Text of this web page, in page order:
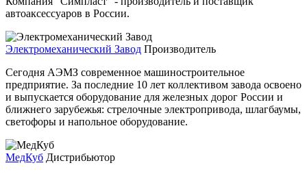
автоаксессуаров в России.
Электромеханический Завод Производитель
Сегодня АЭМЗ современное машиностроительное
предприятие. За последние 10 лет коллективом завода освоено
и выпускается оборудование для железных дорог России и
ближнего зарубежья: стрелочные электропривода, шлагбаумы,
светофоры и напольное оборудование.
МедКуб Дистрибьютор